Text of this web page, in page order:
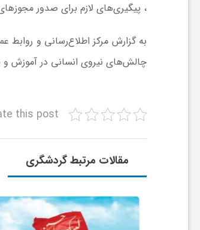
، پیگیری‌های لازم برای صدور
به گزارش مرکز اطلاع‌رسانی و روابط
چالش‌های نیروی انسانی در آموزش
this post
مقالات مرتبط گردشگری